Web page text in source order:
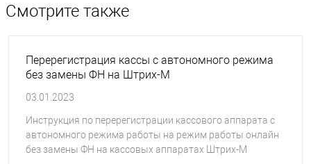
Смотрите также
Перерегистрация кассы с автономного режима
без замены ФН на Штрих-М
03.01.2023
Инструкция по перерегистрации кассового аппарата с
автономного режима работы на режим работы онлайн
без замены ФН на кассовых аппаратах Штрих-М